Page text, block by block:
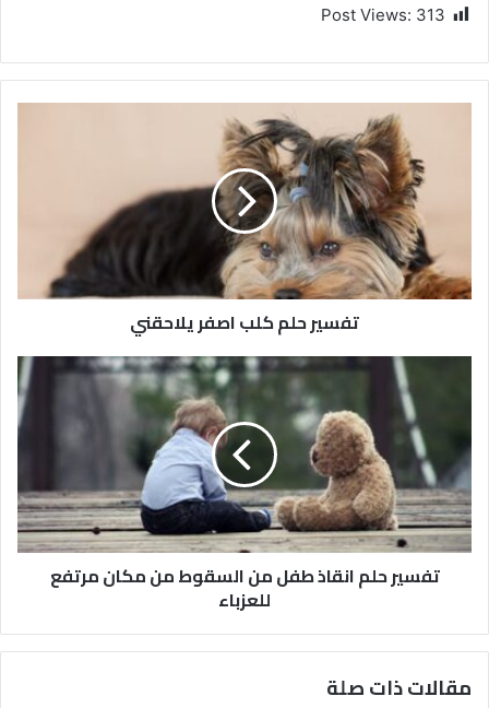
Post Views: 313
تفسير حلم كلب اصفر يلاحقني
تفسير حلم انقاذ طفل من السقوط من مكان مرتفع
للعزباء
مقالات ذات صلة